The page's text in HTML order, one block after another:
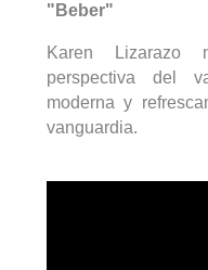
"Beber"
Karen Lizarazo
perspectiva del
moderna y
vanguardia.